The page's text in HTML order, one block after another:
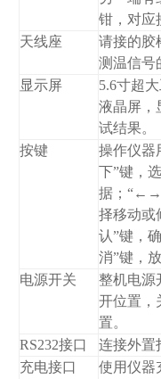
钳，对应
天线座
请接的胶
测温信号
显示屏
5.6寸超
液晶屏，
试结果。
按键
操作仪器
下”键，
据；
择移动或
认”键，
消”键，
电源开关
整机电源
开位置，
置。
RS232接口
连接外置
充电接口
使用仪器